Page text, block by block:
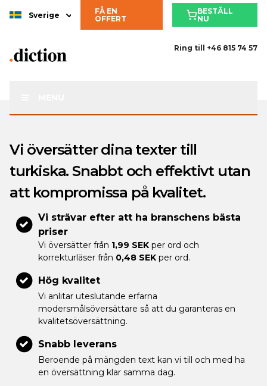
Sverige
FÅ EN
OFFERT
BESTÄLL
NU
Ring till +46 815 74 57
Vi översätter dina texter till
turkiska. Snabbt och effektivt utan
att kompromissa på kvalitet.
Vi strävar efter att ha branschens bästa
priser
Vi översätter från 1,99 SEK per ord och
korrekturläser från 0,48 SEK per ord.
Hög kvalitet
Vi anlitar uteslutande erfarna
modersmålsöversättare så att du garanteras en
kvalitetsöversättning.
Snabb leverans
Beroende på mängden text kan vi till och med ha
en översättning klar samma dag.